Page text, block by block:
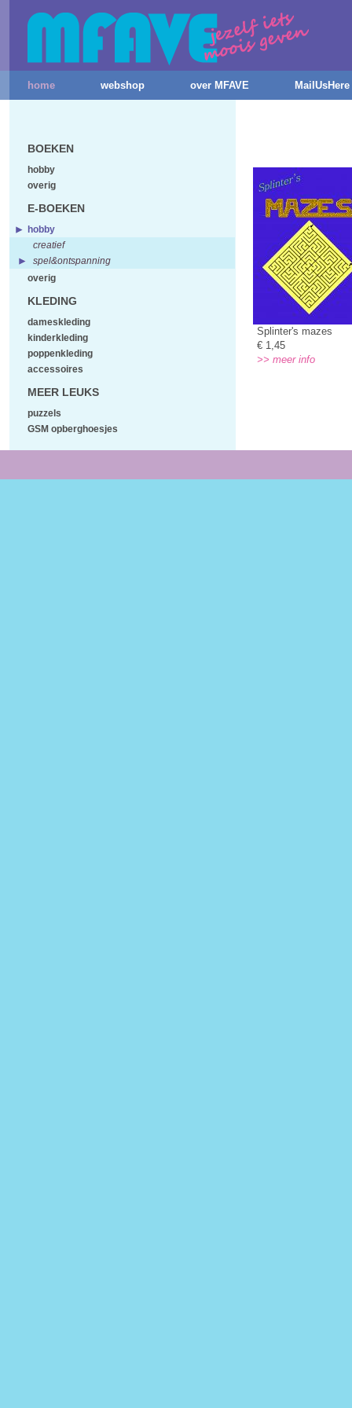
home webshop over MFAVE MailUsHere
Splinter's mazes
€ 1,45
>> meer info
BOEKEN
hobby
overig
E-BOEKEN
hobby
creatief
spel&ontspanning
overig
KLEDING
dameskleding
kinderkleding
poppenkleding
accessoires
MEER LEUKS
puzzels
GSM opberghoesjes